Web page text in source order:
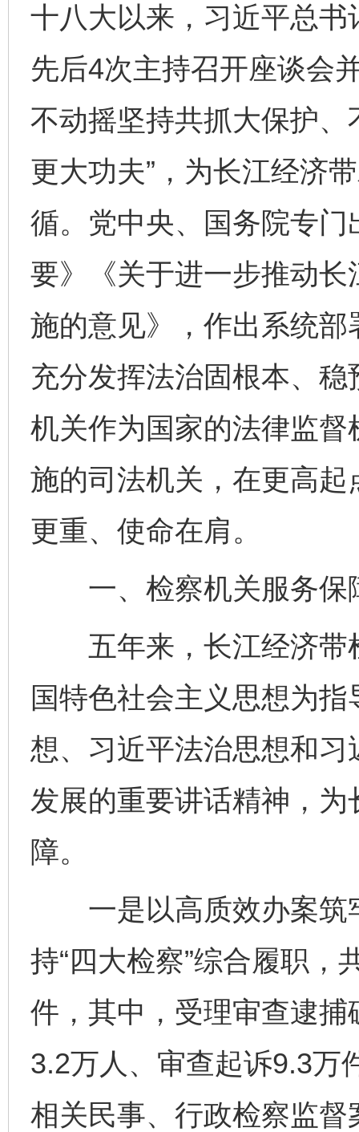
十八大以来，习近平总
先后4次主持召开座谈会
不动摇坚持共抓大保护
更大功夫”，为长江经济
循。党中央、国务院专
要》《关于进一步推动
施的意见》，作出系统
充分发挥法治固根本、
机关作为国家的法律监
施的司法机关，在更高
更重、使命在肩。
一、检察机关服务保
五年来，长江经济带
国特色社会主义思想为
想、习近平法治思想和
发展的重要讲话精神，
障。
一是以高质效办案筑
持“四大检察”综合履职，
件，其中，受理审查逮
3.2万人、审查起诉9.3万
相关民事、行政检察监